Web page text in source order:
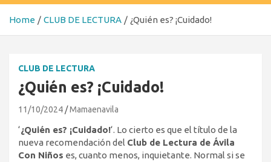
Home CLUB DE LECTURA ¿Quién es? ¡Cuidado!
CLUB DE LECTURA
¿Quién es? ¡Cuidado!
11/10/2024 Mamaenavila
‘¿Quién es? ¡Cuidado!‘. Lo cierto es que el título de la
nueva recomendación del Club de Lectura de Ávila
Con Niños es, cuanto menos, inquietante. Normal si se